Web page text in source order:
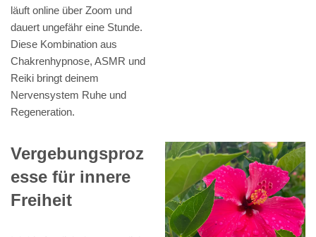
läuft online über Zoom und
dauert ungefähr eine Stunde.
Diese Kombination aus
Chakrenhypnose, ASMR und
Reiki bringt deinem
Nervensystem Ruhe und
Regeneration.
Vergebungsproz
esse für innere
Freiheit